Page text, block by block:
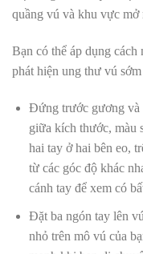
quầng vú và khu vực mở
Bạn có thể áp dụng cách
phát hiện ung thư vú
Đứng trước gương và
giữa kích thước, màu
hai tay ở hai bên eo,
từ các góc độ khác
cánh tay để xem có
Đặt ba ngón tay lên
nhỏ trên mô vú của